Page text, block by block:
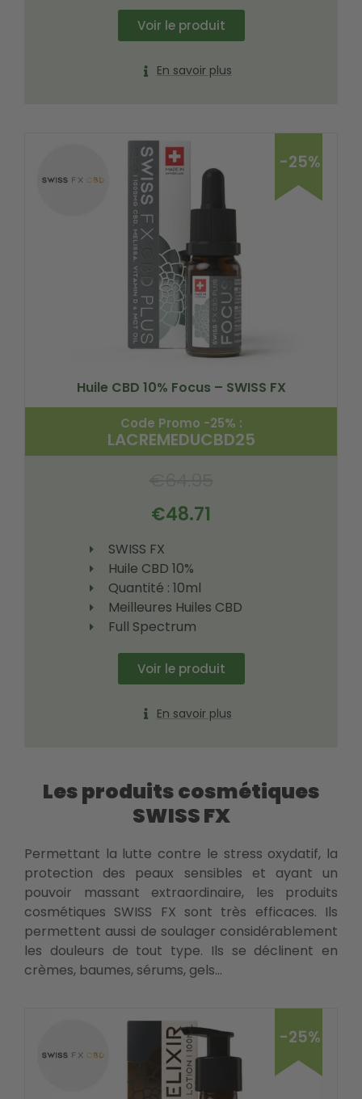
Voir le produit
En savoir plus
-25%
Huile CBD 10% Focus – SWISS FX
Code Promo -25% :
LACREMEDUCBD25
€48.71
SWISS FX
Huile CBD 10%
Quantité : 10ml
Meilleures Huiles CBD
Full Spectrum
Voir le produit
En savoir plus
Les produits cosmétiques
SWISS FX
Permettant la lutte contre le stress oxydatif, la
protection des peaux sensibles et ayant un
pouvoir massant extraordinaire, les produits
cosmétiques SWISS FX sont très efficaces. Ils
permettent aussi de soulager considérablement
les douleurs de tout type. Ils se déclinent en
crèmes, baumes, sérums, gels…
-25%